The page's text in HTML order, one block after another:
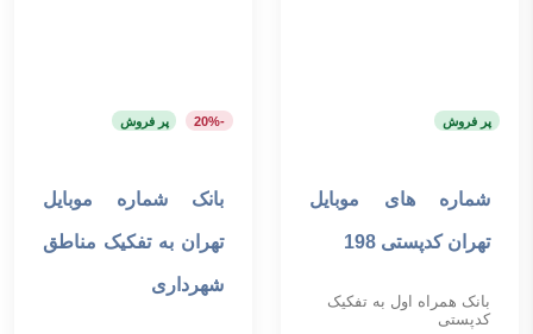
پر فروش
افزودن به سبد خرید
شماره های موبایل
تهران کدپستی 198
بانک همراه اول به تفکیک
کدپستی
-20% پر فروش
افزودن به سبد خرید
بانک شماره موبایل
تهران به تفکیک مناطق
شهرداری